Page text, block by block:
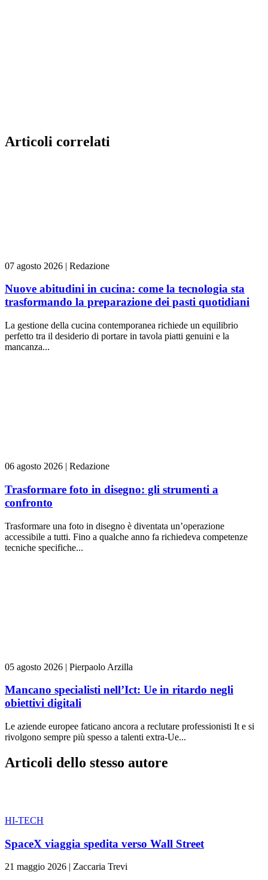
Articoli correlati
07 agosto 2026 | Redazione
Nuove abitudini in cucina: come la tecnologia sta
trasformando la preparazione dei pasti quotidiani
La gestione della cucina contemporanea richiede un equilibrio
perfetto tra il desiderio di portare in tavola piatti genuini e la
mancanza...
06 agosto 2026 | Redazione
Trasformare foto in disegno: gli strumenti a
confronto
Trasformare una foto in disegno è diventata un’operazione
accessibile a tutti. Fino a qualche anno fa richiedeva competenze
tecniche specifiche...
05 agosto 2026 | Pierpaolo Arzilla
Mancano specialisti nell’Ict: Ue in ritardo negli
obiettivi digitali
Le aziende europee faticano ancora a reclutare professionisti It e si
rivolgono sempre più spesso a talenti extra-Ue...
Articoli dello stesso autore
HI-TECH
SpaceX viaggia spedita verso Wall Street
21 maggio 2026 | Zaccaria Trevi